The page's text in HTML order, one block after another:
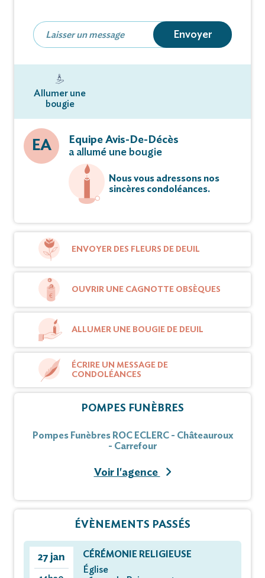
Envoyer
Allumer une
bougie
EA
Equipe Avis-De-Décès
a allumé une bougie
Nous vous adressons nos
sincères condoléances.
ENVOYER DES FLEURS DE DEUIL
OUVRIR UNE CAGNOTTE OBSÈQUES
ALLUMER UNE BOUGIE DE DEUIL
ÉCRIRE UN MESSAGE DE
CONDOLÉANCES
POMPES FUNÈBRES
Pompes Funèbres ROC ECLERC - Châteauroux
- Carrefour
Voir l'agence
ÉVÈNEMENTS PASSÉS
27 jan
CÉRÉMONIE RELIGIEUSE
Église